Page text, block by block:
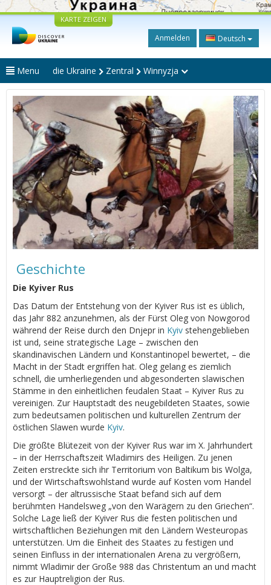
KARTE ZEIGEN
Anmelden Deutsch
Menu die Ukraine Zentral Winnyzja
Geschichte
Die Kyiver Rus
Das Datum der Entstehung von der Kyiver Rus ist es üblich,
das Jahr 882 anzunehmen, als der Fürst Oleg von Nowgorod
während der Reise durch den Dnjepr in Kyiv stehengeblieben
ist und, seine strategische Lage – zwischen den
skandinavischen Ländern und Konstantinopel bewertet, – die
Macht in der Stadt ergriffen hat. Oleg gelang es ziemlich
schnell, die umherliegenden und abgesonderten slawischen
Stämme in den einheitlichen feudalen Staat – Kyiver Rus zu
vereinigen. Zur Hauptstadt des neugebildeten Staates, sowie
zum bedeutsamen politischen und kulturellen Zentrum der
östlichen Slawen wurde Kyiv.
Die größte Blütezeit von der Kyiver Rus war im Х. Jahrhundert
– in der Herrschaftszeit Wladimirs des Heiligen. Zu jenen
Zeiten erstreckte sich ihr Territorium von Baltikum bis Wolga,
und der Wirtschaftswohlstand wurde auf Kosten vom Handel
versorgt – der altrussische Staat befand sich auf dem
berühmten Handelsweg „von den Warägern zu den Griechen“.
Solche Lage ließ der Kyiver Rus die festen politischen und
wirtschaftlichen Beziehungen mit den Ländern Westeuropas
unterstützen. Um die Einheit des Staates zu festigen und
seinen Einfluss in der internationalen Arena zu vergrößern,
nimmt Wladimir der Große 988 das Christentum an und macht
es zur Hauptreligion der Rus.